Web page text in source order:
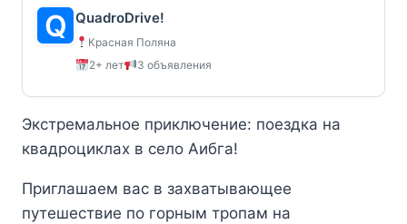
составляла
45000₽.
QuadroDrive!
Красная Поляна
2+ лет
3 объявления
Экстремальное приключение: поездка на
квадроциклах в село Аибга!
Приглашаем вас в захватывающее
путешествие по горным тропам на